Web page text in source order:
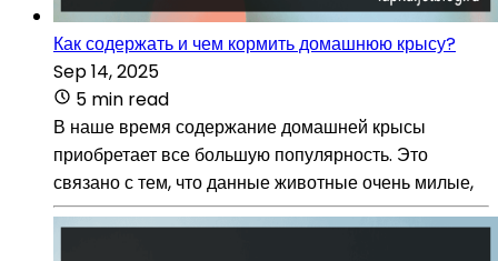
Как содержать и чем кормить домашнюю крысу?
Sep 14, 2025
5 min read
В наше время содержание домашней крысы
приобретает все большую популярность. Это
связано с тем, что данные животные очень милые,